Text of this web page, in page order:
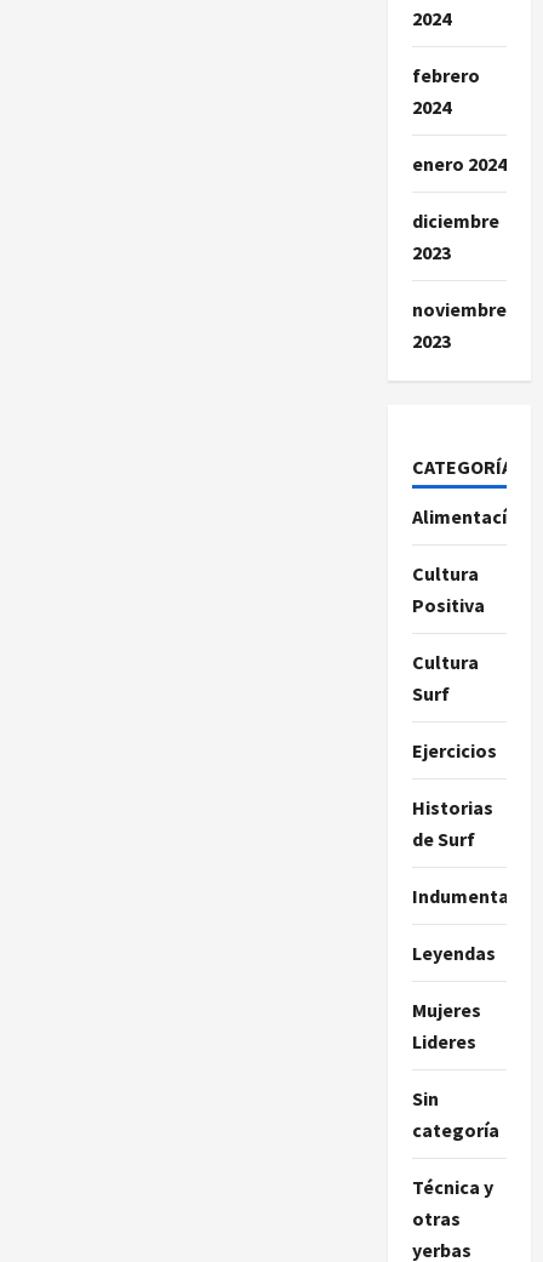
2024
febrero
2024
enero 2024
diciembre
2023
noviembre
2023
CATEGORÍAS
Alimentacíon
Cultura
Positiva
Cultura
Surf
Ejercicios
Historias
de Surf
Indumentaria
Leyendas
Mujeres
Lideres
Sin
categoría
Técnica y
otras
yerbas